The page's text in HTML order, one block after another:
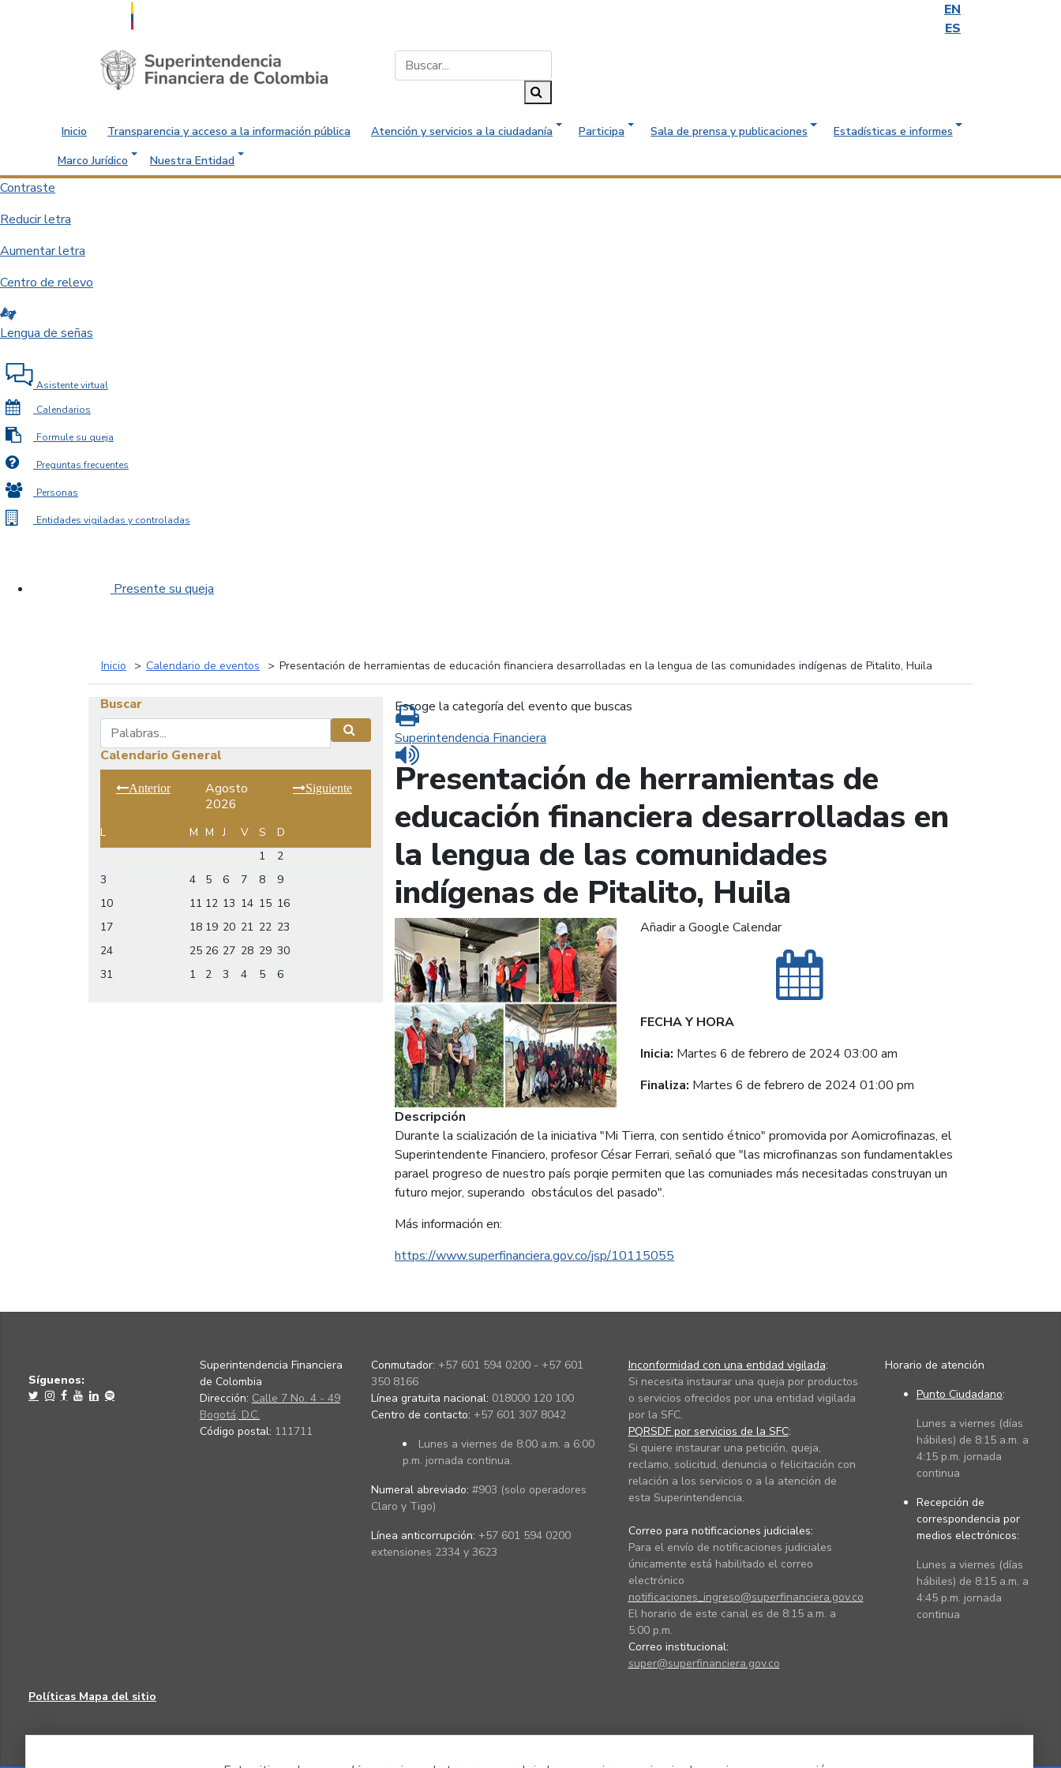
EN
ES
Saltar al contenido principal
Inicio Transparencia y acceso a la información pública Atención y servicios a la ciudadanía Participa Sala de prensa y publicaciones
Estadísticas e informes
Marco Jurídico
Nuestra Entidad
Contraste
Reducir letra
Aumentar letra
Centro de relevo
Lengua de señas
Asistente virtual
Calendarios
Formule su queja
Preguntas frecuentes
Personas
Entidades vigiladas y controladas
Presente su queja
Inicio Calendario de eventos Presentación de herramientas de educación financiera desarrolladas en la lengua de las comunidades indígenas de Pitalito, Huila
Buscar
Buscar
Calendario General
Anterior
Agosto
2026
Siguiente
L M M J V S
D
1
2
3
4 5 6 7 8
9
10
11 12 13 14 15 16
17
18 19 20 21 22 23
24
25 26 27 28 29 30
31
1 2 3 4 5 6
Escoge la categoría del evento que buscas
Superintendencia Financiera
Presentación de herramientas de
educación financiera desarrolladas en
la lengua de las comunidades
indígenas de Pitalito, Huila
Añadir a Google Calendar
FECHA Y HORA
Inicia: Martes 6 de febrero de 2024 03:00 am
Finaliza: Martes 6 de febrero de 2024 01:00 pm
Descripción
Durante la scialización de la iniciativa "Mi Tierra, con sentido étnico" promovida por Aomicrofinazas, el
Superintendente Financiero, profesor César Ferrari, señaló que "las microfinanzas son fundamentakles
parael progreso de nuestro país porqie permiten que las comuniades más necesitadas construyan un
futuro mejor, superando obstáculos del pasado".
Más información en:
https://www.superfinanciera.gov.co/jsp/10115055
Imprimir
Síguenos:
Superintendencia Financiera
de Colombia
Dirección: Calle 7 No. 4 - 49
Bogotá, D.C.
Código postal: 111711
Conmutador: +57 601 594 0200 - +57 601
350 8166
Línea gratuita nacional: 018000 120 100
Centro de contacto: +57 601 307 8042
Lunes a viernes de 8:00 a.m. a 6:00
p.m. jornada continua.
Numeral abreviado: #903 (solo operadores
Claro y Tigo)
Línea anticorrupción: +57 601 594 0200
extensiones 2334 y 3623
Inconformidad con una entidad vigilada:
Si necesita instaurar una queja por productos
o servicios ofrecidos por una entidad vigilada
por la SFC.
PQRSDF por servicios de la SFC:
Si quiere instaurar una petición, queja,
reclamo, solicitud, denuncia o felicitación con
relación a los servicios o a la atención de
esta Superintendencia.
Correo para notificaciones judiciales:
Para el envío de notificaciones judiciales
únicamente está habilitado el correo
electrónico
notificaciones_ingreso@superfinanciera.gov.co
El horario de este canal es de 8:15 a.m. a
5:00 p.m.
Correo institucional:
super@superfinanciera.gov.co
Horario de atención
Punto Ciudadano:
Lunes a viernes (días
hábiles) de 8:15 a.m. a
4:15 p.m. jornada
continua
Recepción de
correspondencia por
medios electrónicos:
Lunes a viernes (días
hábiles) de 8:15 a.m. a
4:45 p.m. jornada
continua
Políticas Mapa del sitio